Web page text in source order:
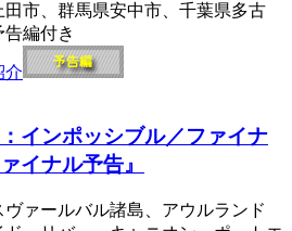
市、群馬県安中市、千葉県多古
編付き
インポッシブル／ファイナ
イナル予告』
ヴァールバル諸島、アウルランド